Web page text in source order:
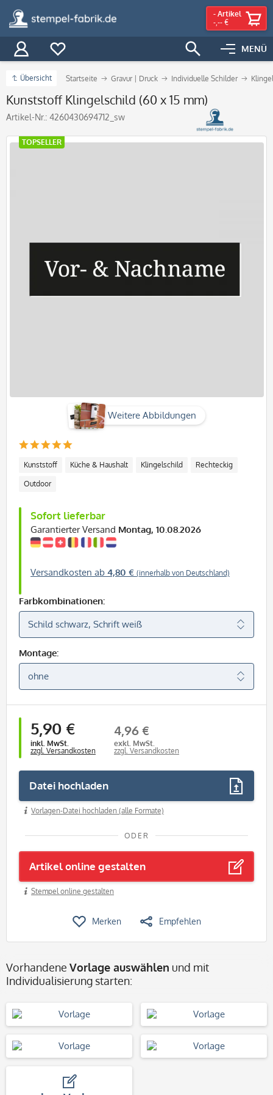
MENÜ
- Artikel
-,-- €
Übersicht Startseite Gravur | Druck Individuelle Schilder
Kunststoff Klingelschild (60 x 15 mm)
Artikel-Nr.: 4260430694712_sw
Weitere Abbildungen
TOPSELLER
Kunststoff Küche & Haushalt Klingelschild Rechteckig
Outdoor
Sofort lieferbar
Garantierter Versand Montag, 10.08.2026
Versandkosten ab 4,80 € (innerhalb von Deutschland)
Farbkombinationen:
Montage:
5,90 €
inkl. MwSt.
zzgl. Versandkosten
4,96 €
exkl. MwSt.
zzgl. Versandkosten
Datei hochladen
Vorlagen-Datei hochladen (alle Formate)
ODER
Artikel online gestalten
Stempel online gestalten
Merken Empfehlen
Vorhandene Vorlage auswählen und mit
Individualisierung starten: